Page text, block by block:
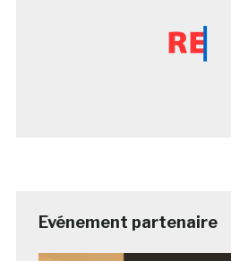
Evénement partenaire